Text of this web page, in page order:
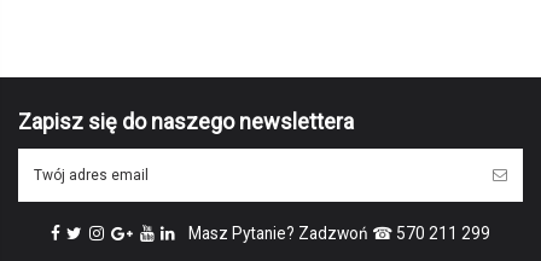
Długość nogi
Koszyk na kierownicę PUKY L
9121
Kask PUKY Helmet M retro
Zapisz się do naszego newslettera
Masz Pytanie? Zadzwoń ☎ 570 211 299